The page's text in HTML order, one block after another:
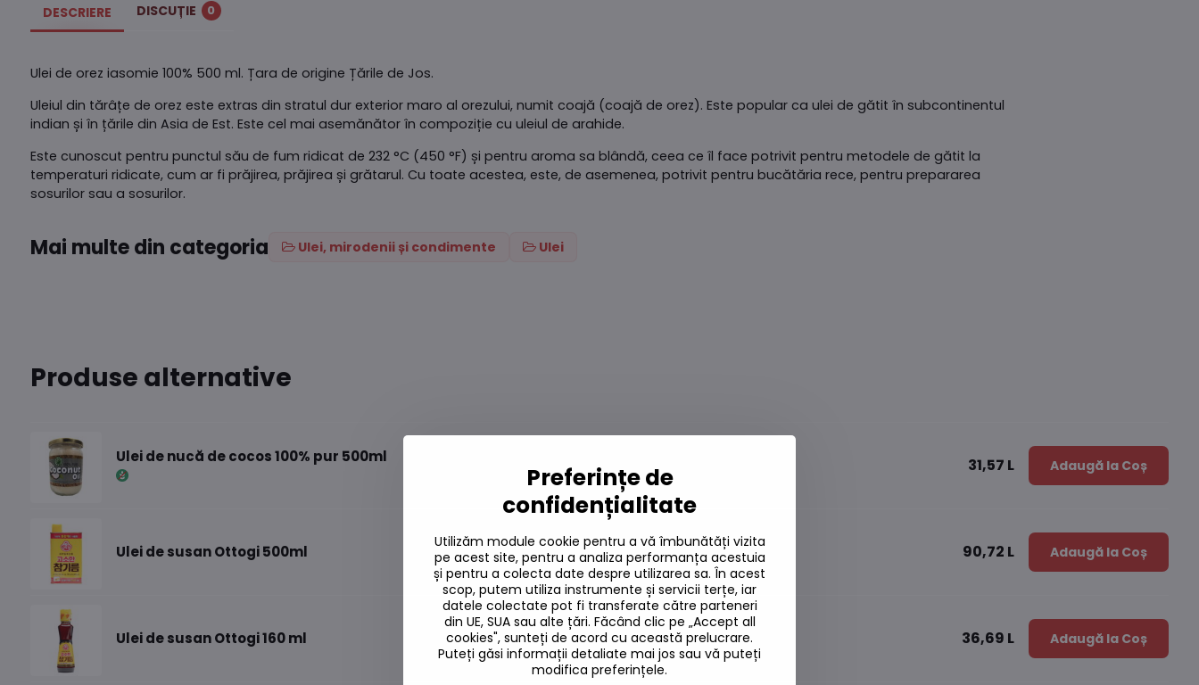
DESCRIERE DISCUȚIE 0
Ulei de orez iasomie 100% 500 ml. Țara de origine Țările de Jos.
Uleiul din tărâțe de orez este extras din stratul dur exterior maro al orezului, numit coajă (coajă de orez). Este popular ca ulei de gătit în subcontinentul
indian și în țările din Asia de Est. Este cel mai asemănător în compoziție cu uleiul de arahide.
Este cunoscut pentru punctul său de fum ridicat de 232 °C (450 °F) și pentru aroma sa blândă, ceea ce îl face potrivit pentru metodele de gătit la
temperaturi ridicate, cum ar fi prăjirea, prăjirea și grătarul. Cu toate acestea, este, de asemenea, potrivit pentru bucătăria rece, pentru prepararea
sosurilor sau a sosurilor.
Mai multe din categoria Ulei, mirodenii și condimente Ulei
Produse alternative
Ulei de nucă de cocos 100% pur 500ml 31,57 L Adaugă la Coș
Ulei de susan Ottogi 500ml Pe stoc 90,72 L Adaugă la Coș
Ulei de susan Ottogi 160 ml Pe stoc 36,69 L Adaugă la Coș
Preferințe de
confidențialitate
Utilizăm module cookie pentru a vă îmbunătăți vizita
pe acest site, pentru a analiza performanța acestuia
și pentru a colecta date despre utilizarea sa. În acest
scop, putem utiliza instrumente și servicii terțe, iar
datele colectate pot fi transferate către parteneri
din UE, SUA sau alte țări. Făcând clic pe „Accept all
cookies", sunteți de acord cu această prelucrare.
Puteți găsi informații detaliate mai jos sau vă puteți
modifica preferințele.